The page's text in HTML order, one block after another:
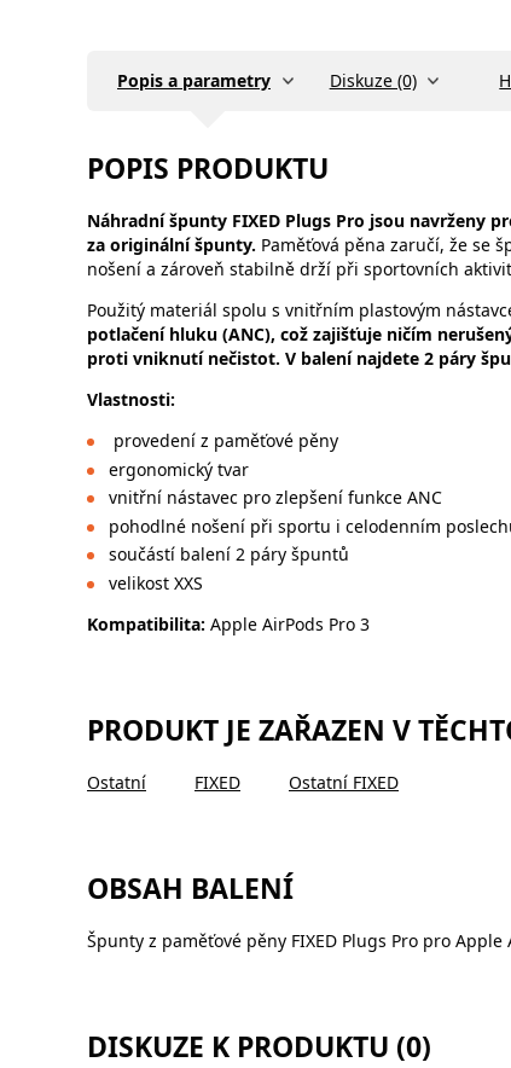
Popis a parametry Diskuze (0)
POPIS PRODUKTU
Náhradní špunty FIXED Plugs Pro jsou navrženy
za originální špunty. Paměťová pěna zaručí, že se
nošení a zároveň stabilně drží při sportovních
Použitý materiál spolu s vnitřním plastovým
potlačení hluku (ANC), což zajišťuje ničím
proti vniknutí nečistot. V balení najdete 2 páry
Vlastnosti:
provedení z paměťové pěny
ergonomický tvar
vnitřní nástavec pro zlepšení funkce ANC
pohodlné nošení při sportu i celodenním
součástí balení 2 páry špuntů
velikost XXS
Kompatibilita: Apple AirPods Pro 3
PRODUKT JE ZAŘAZEN V
Ostatní FIXED Ostatní FIXED
OBSAH BALENÍ
Špunty z paměťové pěny FIXED Plugs Pro pro Apple
DISKUZE K PRODUKTU (0)